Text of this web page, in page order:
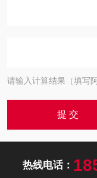
请输入计算结果（填写
热线电话：